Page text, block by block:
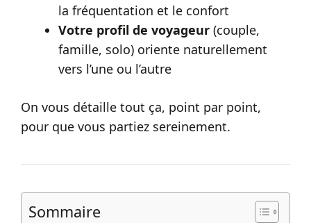
la fréquentation et le confort
Votre profil de voyageur (couple,
famille, solo) oriente naturellement
vers l’une ou l’autre
On vous détaille tout ça, point par point,
pour que vous partiez sereinement.
Sommaire